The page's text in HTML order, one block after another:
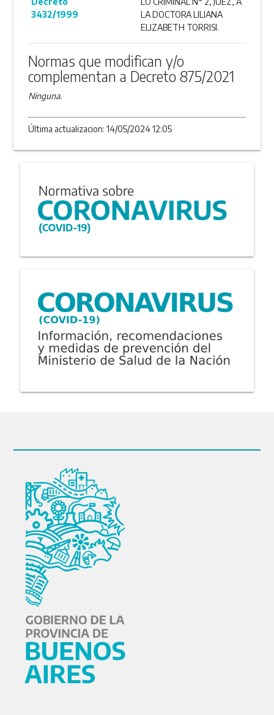
3432/1999
LA DOCTORA LILIANA
ELIZABETH TORRISI.
Normas que modifican y/o
complementan a Decreto 875/2021
Ninguna.
Última actualizacion: 14/05/2024 12:05